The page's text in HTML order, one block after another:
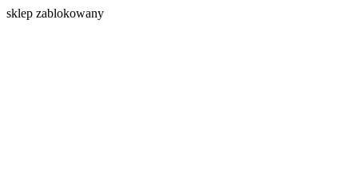
sklep zablokowany